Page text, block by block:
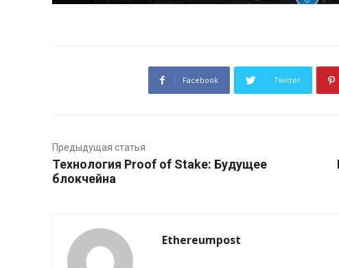
Facebook Twitter
Предыдущая статья
Технология Proof of Stake: Будущее
блокчейна
Ethereumpost